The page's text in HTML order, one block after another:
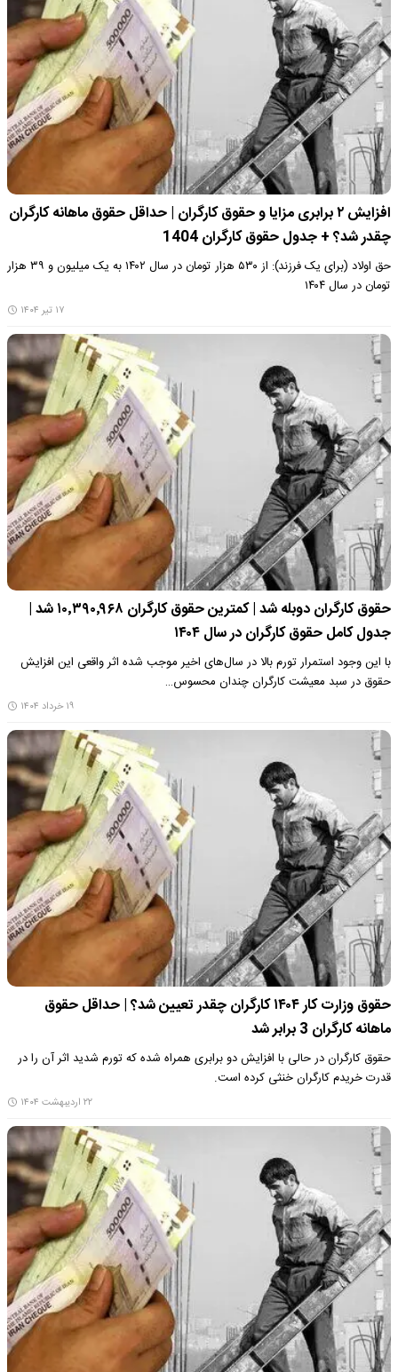
افزایش ۲ برابری مزایا و حقوق کارگران | حداقل حقوق ماهانه کارگران
چقدر شد؟ + جدول حقوق کارگران 1404
حق اولاد (برای یک فرزند): از ۵۳۰ هزار تومان در سال ۱۴۰۲ به یک میلیون و ۳۹ هزار
تومان در سال ۱۴۰۴
۱۷ تیر ۱۴۰۴
حقوق کارگران دوبله شد | کمترین حقوق کارگران ۱۰٬۳۹۰٬۹۶۸ شد |
جدول کامل حقوق کارگران در سال ۱۴۰۴
با این وجود استمرار تورم بالا در سال‌های اخیر موجب شده اثر واقعی این افزایش
حقوق در سبد معیشت کارگران چندان محسوس…
۱۹ خرداد ۱۴۰۴
حقوق وزارت کار ۱۴۰۴ کارگران چقدر تعیین شد؟ | حداقل حقوق
ماهانه کارگران 3 برابر شد
حقوق کارگران در حالی با افزایش دو برابری همراه شده که تورم شدید اثر آن را در
قدرت خریدم کارگران خنثی کرده است.
۲۲ اردیبهشت ۱۴۰۴